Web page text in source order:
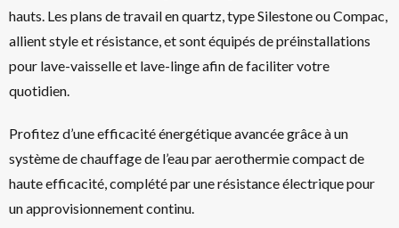
hauts. Les plans de travail en quartz, type Silestone ou Compac,
allient style et résistance, et sont équipés de préinstallations
pour lave-vaisselle et lave-linge afin de faciliter votre
quotidien.
Profitez d’une efficacité énergétique avancée grâce à un
système de chauffage de l’eau par aerothermie compact de
haute efficacité, complété par une résistance électrique pour
un approvisionnement continu.